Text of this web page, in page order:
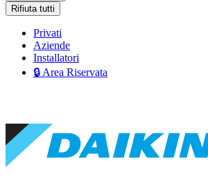
Rifiuta tutti
Privati
Aziende
Installatori
🔒 Area Riservata